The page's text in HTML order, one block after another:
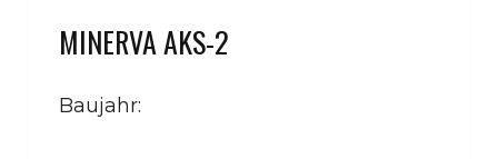
MINERVA AKS-2
Baujahr: